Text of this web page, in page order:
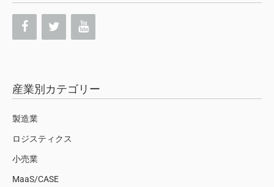
産業別カテゴリー
製造業
ロジスティクス
小売業
MaaS/CASE